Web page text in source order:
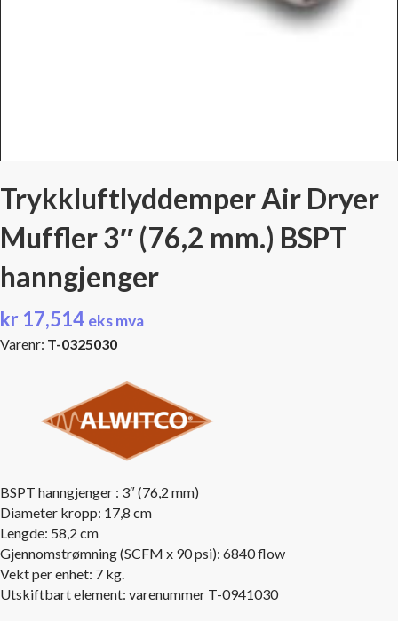
Trykkluftlyddemper Air Dryer
Muffler 3″ (76,2 mm.) BSPT
hanngjenger
kr 17,514 eks mva
Varenr: T-0325030
BSPT hanngjenger : 3″ (76,2 mm)
Diameter kropp: 17,8 cm
Lengde: 58,2 cm
Gjennomstrømning (SCFM x 90 psi): 6840 flow
Vekt per enhet: 7 kg.
Utskiftbart element: varenummer T-0941030